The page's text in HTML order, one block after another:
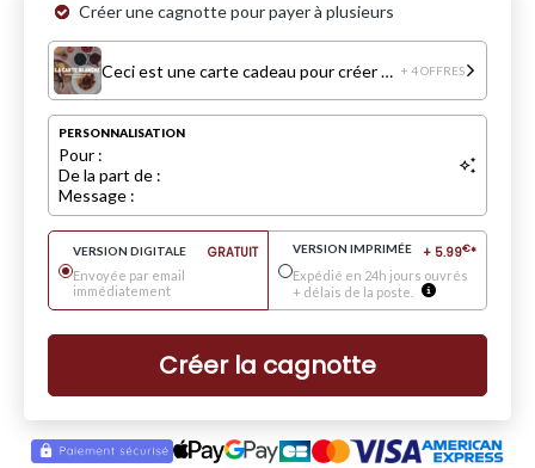
Créer une cagnotte pour payer à plusieurs
Ceci est une carte cadeau pour créer des jolis souvenirs + 4 OFFRES
PERSONNALISATION
Pour :
De la part de :
Message :
VERSION DIGITALE GRATUIT
Envoyée par email
immédiatement
VERSION IMPRIMÉE + 5.99€*
Expédié en 24h jours ouvrés
+ délais de la poste.
Créer la cagnotte